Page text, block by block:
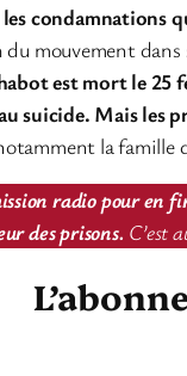
condamnations
mouvement dans
est mort le 25
suicide. Mais les
la famille
radio pour
des prisons. C’est